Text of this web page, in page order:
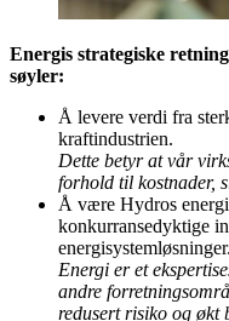
Energis strategiske
søyler:
Å levere verdi fra
kraftindustrien.
Dette betyr at vår
forhold til kostnader,
Å være Hydros
konkurransedyktige
energisystemløsninger.
Energi er et
andre
redusert risiko og økt